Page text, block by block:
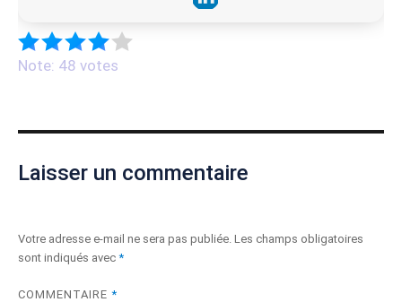
Note: 48 votes
Laisser un commentaire
Votre adresse e-mail ne sera pas publiée. Les champs obligatoires
sont indiqués avec *
COMMENTAIRE *